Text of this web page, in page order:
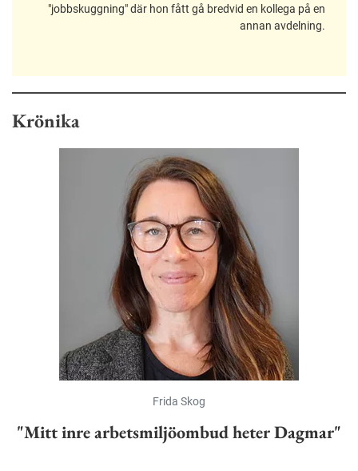
"jobbskuggning" där hon fått gå bredvid en kollega på en
annan avdelning.
Krönika
Frida Skog
"Mitt inre arbetsmiljöombud heter Dagmar"